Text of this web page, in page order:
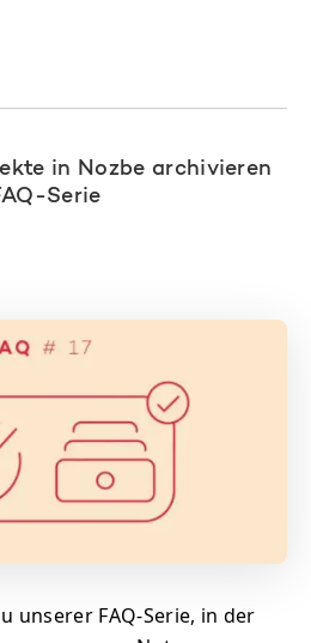
in Nozbe archivieren
Serie
unserer FAQ-Serie, in der